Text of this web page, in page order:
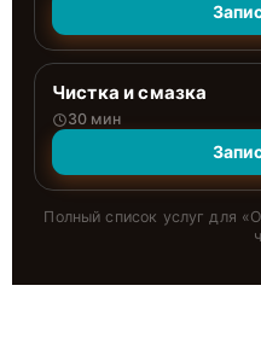
Чистка и смазка
30 мин
Полный список услуг для «